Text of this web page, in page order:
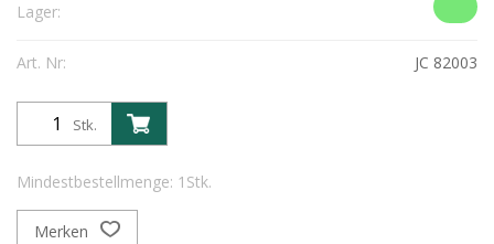
Lager:
Art. Nr: JC 82003
Stk.
Mindestbestellmenge: 1Stk.
Merken